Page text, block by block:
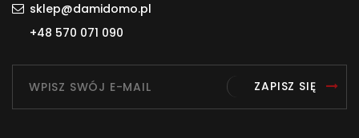
sklep@damidomo.pl
+48 570 071 090
ZAPISZ SIĘ